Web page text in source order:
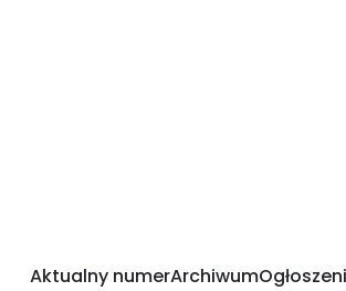
Aktualny numerArchiwum